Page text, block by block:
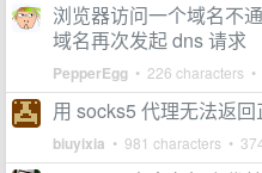
浏览器访问一个域名不
域名再次发起 dns 请求
PepperEgg • 226 characters
用 socks5 代理无法返
biuyixia • 981 characters •